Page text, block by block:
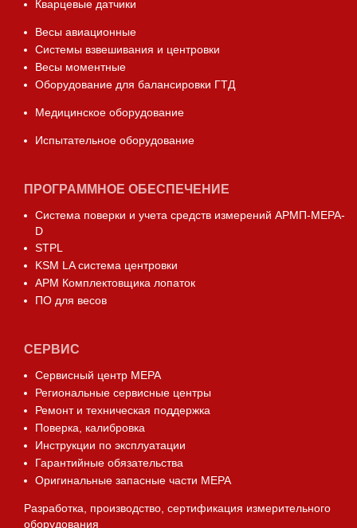
Кварцевые датчики
Весы авиационные
Системы взвешивания и центровки
Весы моментные
Оборудование для балансировки ГТД
Медицинское оборудование
Испытательное оборудование
ПРОГРАММНОЕ ОБЕСПЕЧЕНИЕ
Система поверки и учета средств измерений АРМП-МЕРА-
D
STPL
KSM LA система центровки
АРМ Комплектовщика лопаток
ПО для весов
СЕРВИС
Сервисный центр МЕРА
Региональные сервисные центры
Ремонт и техническая поддержка
Поверка, калибровка
Инструкции по эксплуатации
Гарантийные обязательства
Оригинальные запасные части МЕРА
Разработка, производство, сертификация измерительного
оборудования